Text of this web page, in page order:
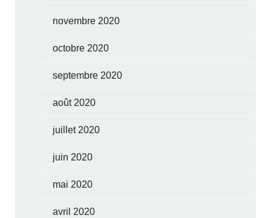
novembre 2020
octobre 2020
septembre 2020
août 2020
juillet 2020
juin 2020
mai 2020
avril 2020